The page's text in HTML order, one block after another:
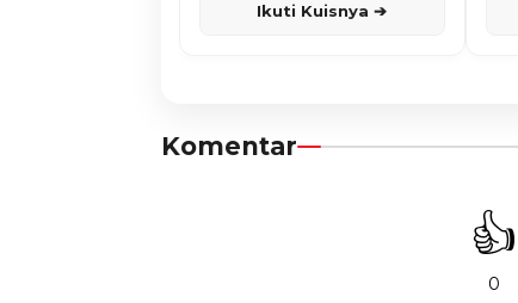
Ikuti Kuisnya ➔
Komentar
👍
0